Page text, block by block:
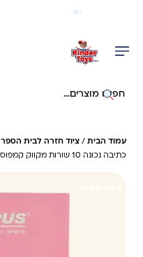
חיפוש באתר
עמוד הבית / ציוד חזרה לבית הספר
כתיבה נכונה 10 שורות מקווק קמפוס